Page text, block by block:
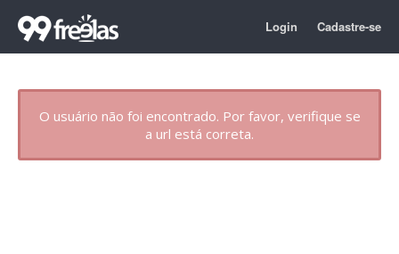
Login Cadastre-se
O usuário não foi encontrado. Por favor, verifique se
a url está correta.